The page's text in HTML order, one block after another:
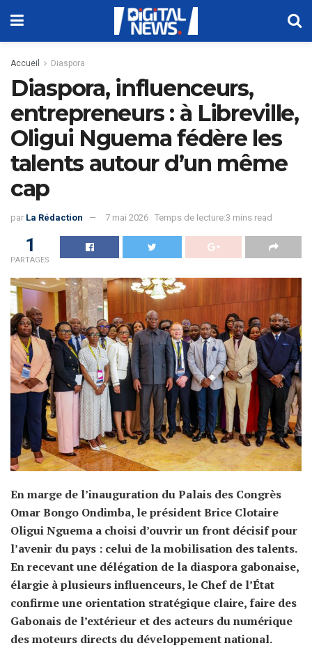
Accueil Diaspora
Diaspora, influenceurs,
entrepreneurs : à Libreville,
Oligui Nguema fédère les
talents autour d’un même
cap
par La Rédaction 7 mai 2026 Temps de lecture:3 mins read
1
PARTAGES
En marge de l’inauguration du Palais des Congrès
Omar Bongo Ondimba, le président Brice Clotaire
Oligui Nguema a choisi d’ouvrir un front décisif pour
l’avenir du pays : celui de la mobilisation des talents.
En recevant une délégation de la diaspora gabonaise,
élargie à plusieurs influenceurs, le Chef de l’État
confirme une orientation stratégique claire, faire des
Gabonais de l’extérieur et des acteurs du numérique
des moteurs directs du développement national.